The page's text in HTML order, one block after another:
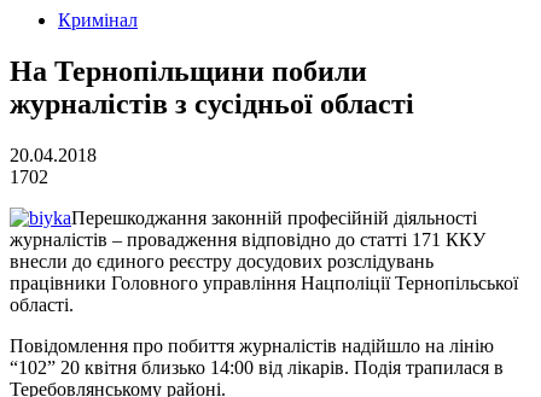
Кримінал
На Тернопільщини побили
журналістів з сусідньої області
20.04.2018
1702
Перешкоджання законній професійній діяльності
журналістів – провадження відповідно до статті 171 ККУ
внесли до єдиного реєстру досудових розслідувань
працівники Головного управління Нацполіції Тернопільської
області.
Повідомлення про побиття журналістів надійшло на лінію
“102” 20 квітня близько 14:00 від лікарів. Подія трапилася в
Теребовлянському районі.